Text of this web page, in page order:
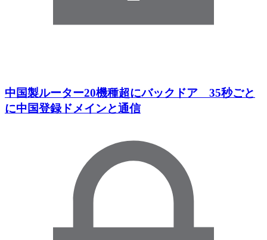
中国製ルーター20機種超にバックドア 35秒ごと
に中国登録ドメインと通信